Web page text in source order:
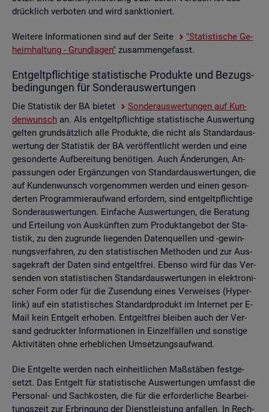
drück­lich ver­bo­ten und wird sank­tio­niert.
Wei­te­re In­for­ma­tio­nen sind auf der Seite
"Sta­tis­ti­sche Ge­
heim­hal­tung - Grund­la­gen" zu­sam­men­ge­fasst.
Ent­gelt­pflich­ti­ge sta­tis­ti­sche Pro­duk­te und Be­zugs­
be­din­gun­gen für Son­der­aus­wer­tun­gen
Die Sta­tis­tik der BA bie­tet
Son­der­aus­wer­tun­gen auf Kun­
den­wunsch an. Als ent­gelt­pflich­ti­ge sta­tis­ti­sche Aus­wer­tung
gel­ten grund­sätz­lich alle Pro­duk­te, die nicht als Stan­dard­aus­
wer­tung der Sta­tis­tik der BA ver­öf­fent­licht wer­den und eine
ge­son­der­te Auf­be­rei­tung be­nö­ti­gen. Auch Än­de­run­gen, An­
pas­sun­gen oder Er­gän­zun­gen von Stan­dard­aus­wer­tun­gen, die
auf Kun­den­wunsch vor­ge­nom­men wer­den und einen ge­son­
der­ten Pro­gram­mier­auf­wand er­for­dern, sind ent­gelt­pflich­ti­ge
Son­der­aus­wer­tun­gen. Ein­fa­che Aus­wer­tun­gen, die Be­ra­tung
und Er­tei­lung von Aus­künf­ten zum Pro­dukt­an­ge­bot der Sta­
tis­tik, zu den zu­grun­de lie­gen­den Da­ten­quel­len und -ge­win­
nungs­ver­fah­ren, zu den sta­tis­ti­schen Me­tho­den und zur Aus­
sa­ge­kraft der Daten sind ent­gelt­frei. Eben­so wird für das Ver­
sen­den von sta­tis­ti­schen Stan­dard­aus­wer­tun­gen in elek­tro­ni­
scher Form oder für die Zu­sen­dung eines Ver­wei­ses (Hy­per­
link) auf ein sta­tis­ti­sches Stan­dard­pro­dukt im In­ter­net per E-
Mail kein Ent­gelt er­ho­ben. Ent­gelt­frei blei­ben auch der Ver­
sand ge­druck­ter In­for­ma­tio­nen in Ein­zel­fäl­len und sons­ti­ge
Ak­ti­vi­tä­ten ohne er­heb­li­chen Um­set­zungs­auf­wand.
Die Ent­gel­te wer­den nach ein­heit­li­chen Maß­stä­ben fest­ge­
setzt. Das Ent­gelt für sta­tis­ti­sche Aus­wer­tun­gen um­fasst die
Per­so­nal- und Sach­kos­ten, die für die er­for­der­li­che Be­ar­bei­
tungs­zeit zur Er­brin­gung der Dienst­leis­tung an­fal­len. In Rech­